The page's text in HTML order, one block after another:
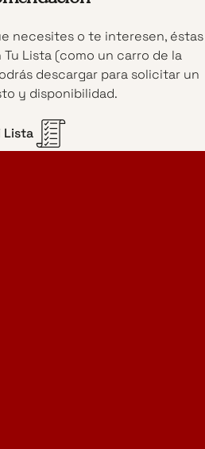
necesites o te interesen, éstas
Lista (como un carro de la
descargar para solicitar un
y disponibilidad.
Lista